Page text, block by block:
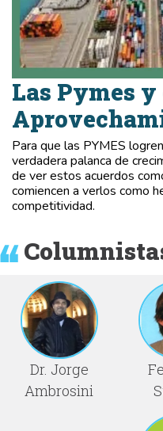
Las Pymes y
Para que las PYMES
verdadera palanca de
de ver estos acuerdos
comiencen a verlos como
competitividad.
Dr. Jorge
Ambrosini